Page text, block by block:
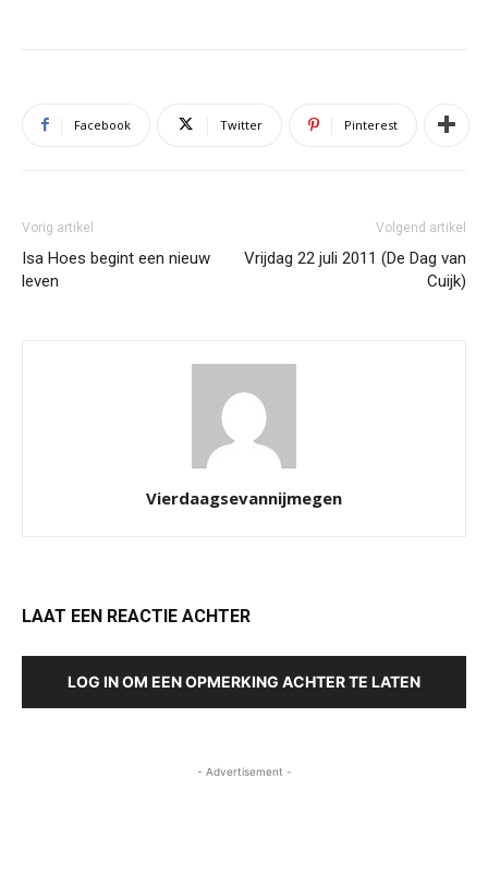
Facebook Twitter Pinterest
Vorig artikel
Isa Hoes begint een nieuw
leven
Volgend artikel
Vrijdag 22 juli 2011 (De Dag van
Cuijk)
Vierdaagsevannijmegen
LAAT EEN REACTIE ACHTER
LOG IN OM EEN OPMERKING ACHTER TE LATEN
- Advertisement -